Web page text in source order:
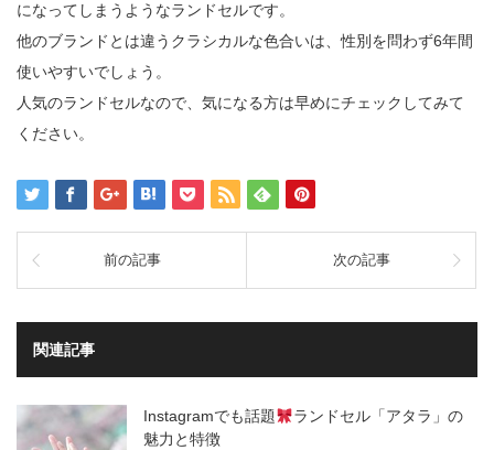
になってしまうようなランドセルです。
他のブランドとは違うクラシカルな色合いは、性別を問わず6年間
使いやすいでしょう。
人気のランドセルなので、気になる方は早めにチェックしてみて
ください。
前の記事 次の記事
関連記事
Instagramでも話題
ランドセル「アタラ」の
魅力と特徴